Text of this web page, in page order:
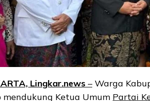
Lingkar.news – Warga
mendukung Ketua Umum Partai